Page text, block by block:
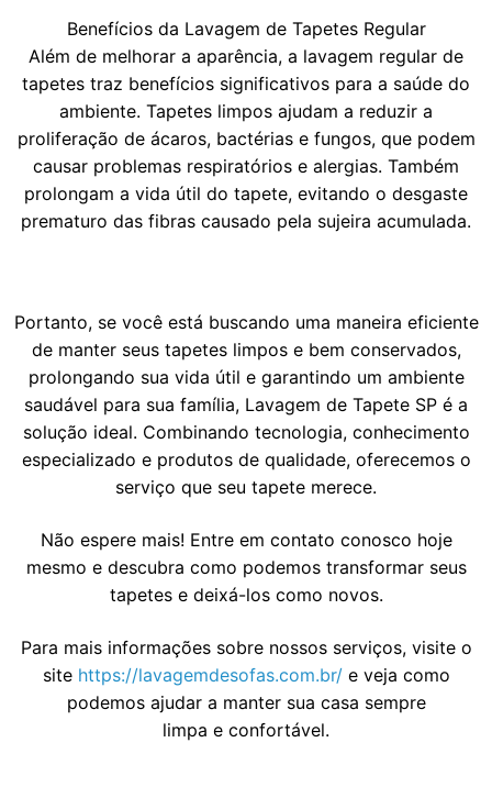
Benefícios da Lavagem de Tapetes Regular
Além de melhorar a aparência, a lavagem regular de
tapetes traz benefícios significativos para a saúde do
ambiente. Tapetes limpos ajudam a reduzir a
proliferação de ácaros, bactérias e fungos, que podem
causar problemas respiratórios e alergias. Também
prolongam a vida útil do tapete, evitando o desgaste
prematuro das fibras causado pela sujeira acumulada.
Portanto, se você está buscando uma maneira eficiente
de manter seus tapetes limpos e bem conservados,
prolongando sua vida útil e garantindo um ambiente
saudável para sua família, Lavagem de Tapete SP é a
solução ideal. Combinando tecnologia, conhecimento
especializado e produtos de qualidade, oferecemos o
serviço que seu tapete merece.
Não espere mais! Entre em contato conosco hoje
mesmo e descubra como podemos transformar seus
tapetes e deixá-los como novos.
Para mais informações sobre nossos serviços, visite o
site https://lavagemdesofas.com.br/e veja como
podemos ajudar a manter sua casa sempre
limpa e confortável.